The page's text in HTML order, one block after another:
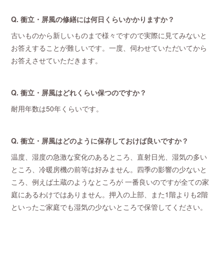
Q. 衝立・屏風の修繕には何日くらいかかりますか？
古いものから新しいものまで様々ですので実際に見てみないと
お答えすることが難しいです。一度、伺わせていただいてから
お答えさせていただきます。
Q. 衝立・屏風はどれくらい保つのですか？
耐用年数は50年くらいです。
Q. 衝立・屏風はどのように保存しておけば良いですか？
温度、湿度の急激な変化のあるところ、直射日光、湿気の多い
ところ、冷暖房機の前等は好みません。四季の影響の少ないと
ころ、例えば土蔵のようなところが 一番良いのですが全ての家
庭にあるわけではありません。押入の上部、また1階よりも2階
といったご家庭でも湿気の少ないところで保管してください。